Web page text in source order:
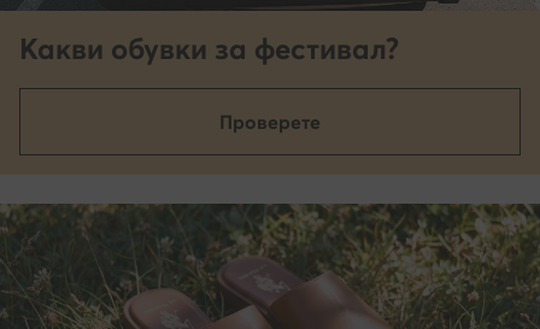
Какви обувки за фестивал?
Проверете